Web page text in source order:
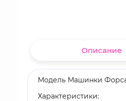
Описание
Модель Машинки
Характеристики: